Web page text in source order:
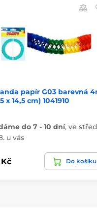
papír G03 barevná
x 14,5 cm) 1041910
do 7 - 10 dní, ve
u vás
Do košíku